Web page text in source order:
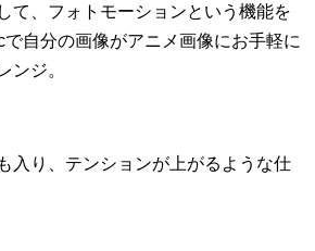
て、フォトモーションという機能を
自分の画像がアニメ画像にお手軽に
ンジ。
入り、テンションが上がるような仕